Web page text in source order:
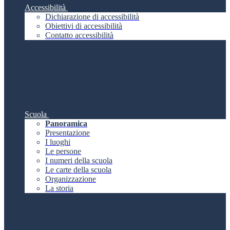
Accessibilità
Dichiarazione di accessibilità
Obiettivi di accessibilità
Contatto accessibilità
Scuola
Panoramica
Presentazione
I luoghi
Le persone
I numeri della scuola
Le carte della scuola
Organizzazione
La storia